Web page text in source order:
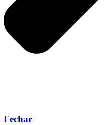
Fechar